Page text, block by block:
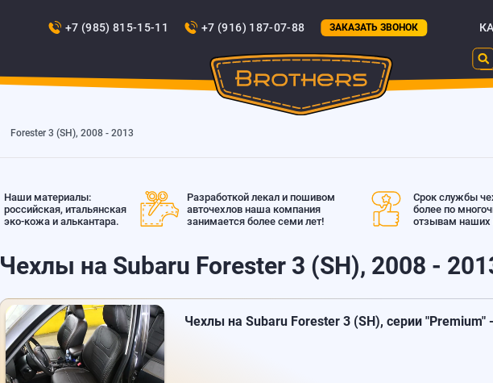
+7 (985) 815-15-11 +7 (916) 187-07-88 ЗАКАЗАТЬ ЗВОНОК
Forester 3 (SH), 2008 - 2013
Наши материалы:
российская, итальянская
эко-кожа и алькантара.
Разработкой лекал и пошивом
авточехлов наша компания
занимается более семи лет!
Срок службы
более по
отзывам наших
Чехлы на Subaru Forester 3 (SH), 2008 -
Чехлы на Subaru Forester 3 (SH), серии "Premium"